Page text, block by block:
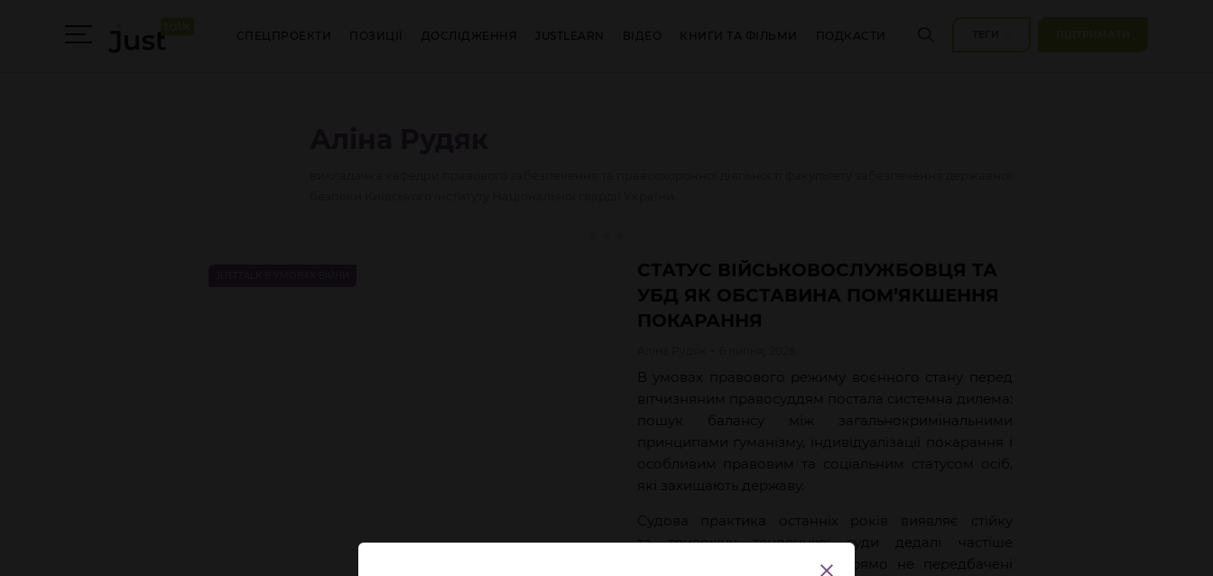
СПЕЦПРОЕКТИ ПОЗИЦІЇ ДОСЛІДЖЕННЯ JUSTLEARN ВІДЕО КНИГИ ТА ФІЛЬМИ ПОДКАСТИ
СТАТУС ВІЙСЬКОВОСЛУЖБОВЦЯ ТА
УБД ЯК ОБСТАВИНА ПОМ’ЯКШЕННЯ
ПОКАРАННЯ
В умовах правового режиму воєнного стану перед
вітчизняним правосуддям постала системна дилема:
пошук балансу між загальнокримінальними
принципами гуманізму, індивідуалізації покарання і
особливим правовим та соціальним статусом осіб,
які захищають державу.
Судова практика останніх років виявляє стійку
та тривожну тенденцію: суди дедалі частіше
враховують обставини, які прямо не передбачені